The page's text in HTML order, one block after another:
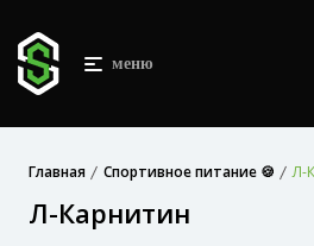
меню
Главная Спортивное питание 🍪 Л-
Л-Карнитин